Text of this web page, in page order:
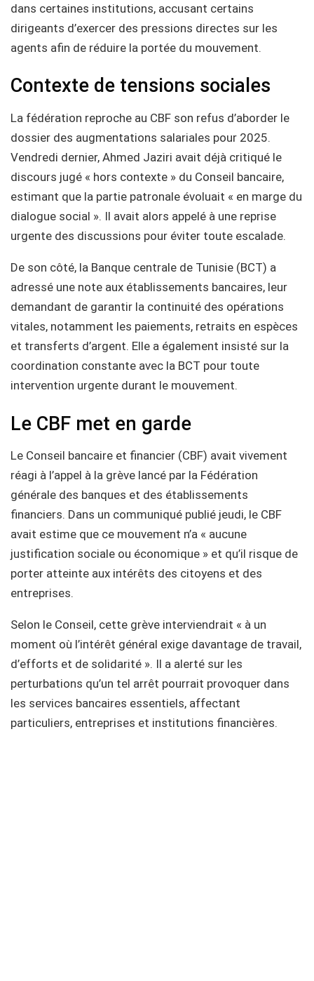
dans certaines institutions, accusant certains
dirigeants d’exercer des pressions directes sur les
agents afin de réduire la portée du mouvement.
Contexte de tensions sociales
La fédération reproche au CBF son refus d’aborder le
dossier des augmentations salariales pour 2025.
Vendredi dernier, Ahmed Jaziri avait déjà critiqué le
discours jugé « hors contexte » du Conseil bancaire,
estimant que la partie patronale évoluait « en marge du
dialogue social ». Il avait alors appelé à une reprise
urgente des discussions pour éviter toute escalade.
De son côté, la Banque centrale de Tunisie (BCT) a
adressé une note aux établissements bancaires, leur
demandant de garantir la continuité des opérations
vitales, notamment les paiements, retraits en espèces
et transferts d’argent. Elle a également insisté sur la
coordination constante avec la BCT pour toute
intervention urgente durant le mouvement.
Le CBF met en garde
Le Conseil bancaire et financier (CBF) avait vivement
réagi à l’appel à la grève lancé par la Fédération
générale des banques et des établissements
financiers. Dans un communiqué publié jeudi, le CBF
avait estime que ce mouvement n’a « aucune
justification sociale ou économique » et qu’il risque de
porter atteinte aux intérêts des citoyens et des
entreprises.
Selon le Conseil, cette grève interviendrait « à un
moment où l’intérêt général exige davantage de travail,
d’efforts et de solidarité ». Il a alerté sur les
perturbations qu’un tel arrêt pourrait provoquer dans
les services bancaires essentiels, affectant
particuliers, entreprises et institutions financières.